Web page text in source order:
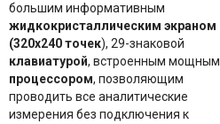
большим информативным
жидкокристаллическим экраном
(320х240 точек), 29-знаковой
клавиатурой, встроенным мощным
процессором, позволяющим
проводить все аналитические
измерения без подключения к